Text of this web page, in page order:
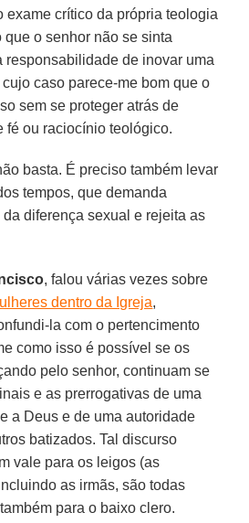
exame crítico da própria teologia
o senhor não se sinta
responsabilidade de inovar uma
caso parece-me bom que o
sem se proteger atrás de
fé ou raciocínio teológico.
basta. É preciso também levar
tempos, que demanda
diferença sexual e rejeita as
, falou várias vezes sobre
dentro da Igreja,
la com o pertencimento
como isso é possível se os
pelo senhor, continuam se
e as prerrogativas de uma
a Deus e de uma autoridade
batizados. Tal discurso
vale para os leigos (as
as irmãs, são todas
para o baixo clero.